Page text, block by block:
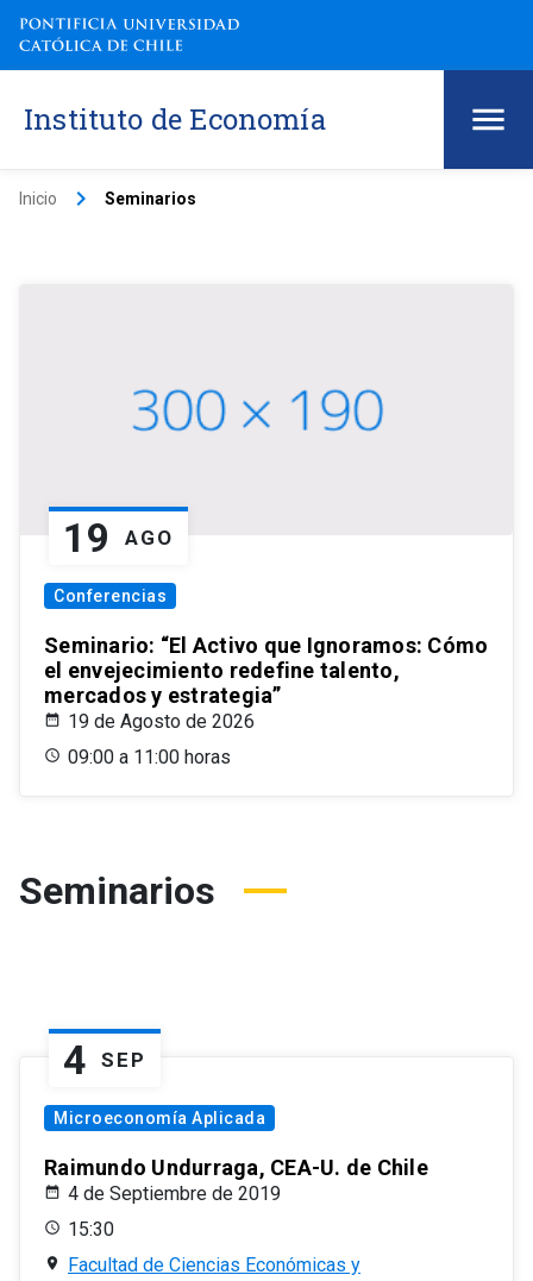
Instituto de Economía
Inicio keyboard_arrow_right Seminarios
19 AGO
Conferencias
Seminario: “El Activo que Ignoramos: Cómo
el envejecimiento redefine talento,
mercados y estrategia”
19 de Agosto de 2026
09:00 a 11:00 horas
Seminarios
4 SEP
Microeconomía Aplicada
Raimundo Undurraga, CEA-U. de Chile
4 de Septiembre de 2019
15:30
Facultad de Ciencias Económicas y